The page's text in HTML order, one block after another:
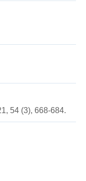
54 (3), 668-684.